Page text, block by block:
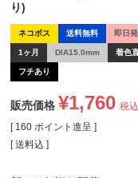
り)
ネコポス 送料無料 即日
1ヶ月 DIA15.0mm 着色
フチあり
販売価格 ¥1,760 税込
[ 160 ポイント進呈 ]
送料込